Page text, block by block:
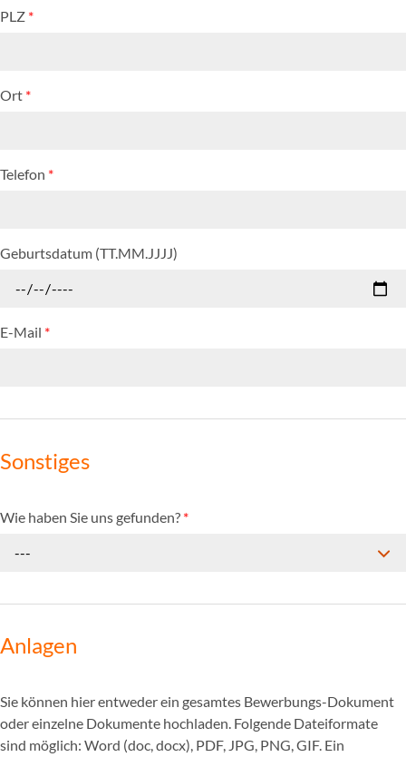
PLZ *
Ort *
Telefon *
Geburtsdatum (TT.MM.JJJJ)
E-Mail *
Sonstiges
Wie haben Sie uns gefunden? *
---
Anlagen
Sie können hier entweder ein gesamtes Bewerbungs-Dokument
oder einzelne Dokumente hochladen. Folgende Dateiformate
sind möglich: Word (doc, docx), PDF, JPG, PNG, GIF. Ein